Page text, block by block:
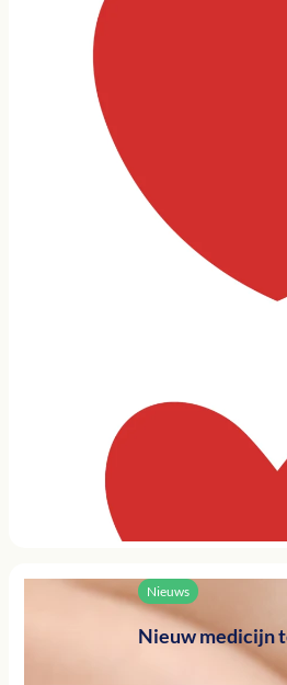
Nieuws
Nieuw medicijn